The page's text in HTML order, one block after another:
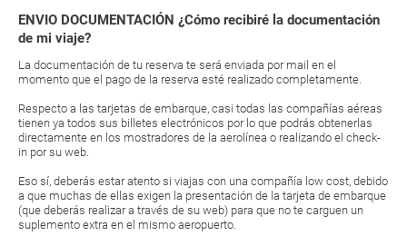
ENVIO DOCUMENTACIÓN ¿Cómo recibiré la documentación
de mi viaje?
La documentación de tu reserva te será enviada por mail en el
momento que el pago de la reserva esté realizado completamente.
Respecto a las tarjetas de embarque, casi todas las compañías aéreas
tienen ya todos sus billetes electrónicos por lo que podrás obtenerlas
directamente en los mostradores de la aerolínea o realizando el check-
in por su web.
Eso sí, deberás estar atento si viajas con una compañía low cost, debido
a que muchas de ellas exigen la presentación de la tarjeta de embarque
(que deberás realizar a través de su web) para que no te carguen un
suplemento extra en el mismo aeropuerto.